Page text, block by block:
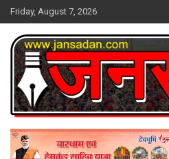
Skip
to
content
Friday, August 7, 2026
Jan Sadan